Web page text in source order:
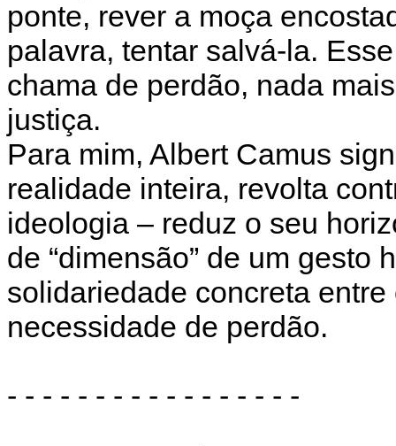
ponte, rever a moça
palavra, tentar salvá-la.
chama de perdão, nada
justiça.
Para mim, Albert Camus
realidade inteira, revolta
ideologia – reduz o seu
de “dimensão” de um gesto
solidariedade concreta
necessidade de perdão.
- - - - - - - - - - - - - - - - -